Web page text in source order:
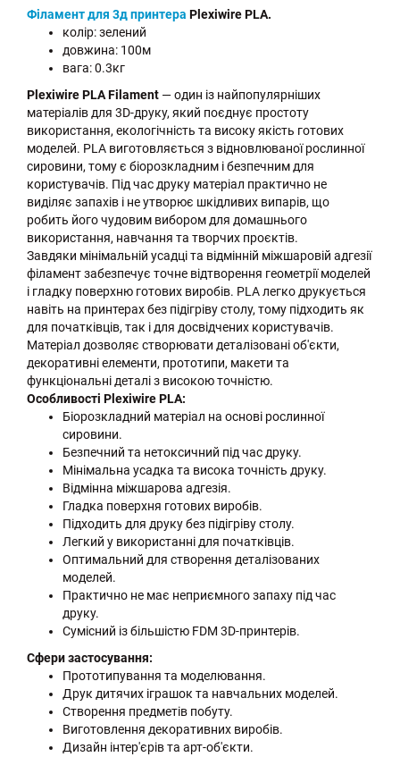
Філамент для 3д принтера Plexiwire PLA.
колір: зелений
довжина: 100м
вага: 0.3кг
Plexiwire PLA Filament — один із найпопулярніших
матеріалів для 3D-друку, який поєднує простоту
використання, екологічність та високу якість готових
моделей. PLA виготовляється з відновлюваної рослинної
сировини, тому є біорозкладним і безпечним для
користувачів. Під час друку матеріал практично не
виділяє запахів і не утворює шкідливих випарів, що
робить його чудовим вибором для домашнього
використання, навчання та творчих проєктів.
Завдяки мінімальній усадці та відмінній міжшаровій адгезії
філамент забезпечує точне відтворення геометрії моделей
і гладку поверхню готових виробів. PLA легко друкується
навіть на принтерах без підігріву столу, тому підходить як
для початківців, так і для досвідчених користувачів.
Матеріал дозволяє створювати деталізовані об'єкти,
декоративні елементи, прототипи, макети та
функціональні деталі з високою точністю.
Особливості Plexiwire PLA:
Біорозкладний матеріал на основі рослинної
сировини.
Безпечний та нетоксичний під час друку.
Мінімальна усадка та висока точність друку.
Відмінна міжшарова адгезія.
Гладка поверхня готових виробів.
Підходить для друку без підігріву столу.
Легкий у використанні для початківців.
Оптимальний для створення деталізованих
моделей.
Практично не має неприємного запаху під час
друку.
Сумісний із більшістю FDM 3D-принтерів.
Сфери застосування:
Прототипування та моделювання.
Друк дитячих іграшок та навчальних моделей.
Створення предметів побуту.
Виготовлення декоративних виробів.
Дизайн інтер'єрів та арт-об'єкти.